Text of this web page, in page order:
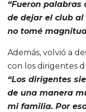
“Fueron
de dejar el club
no tomé
Además, volvió a
con los dirigentes
“Los dirigentes
de una manera
mi familia. Por